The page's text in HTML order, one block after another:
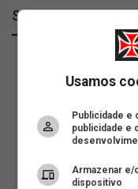
SuperVasco
Usamos
Publicidade e
publicidade e
Armazenar e/
dispositivo